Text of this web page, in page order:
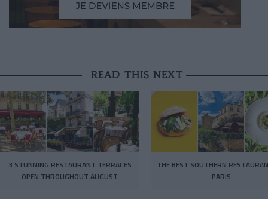
READ THIS NEXT
3 STUNNING RESTAURANT TERRACES
OPEN THROUGHOUT AUGUST
THE BEST SOUTHERN
PARIS